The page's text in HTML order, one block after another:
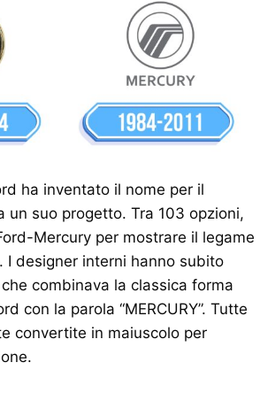
ha inventato il nome per il
un suo progetto. Tra 103 opzioni,
Mercury per mostrare il legame
I designer interni hanno subito
combinava la classica forma
con la parola “MERCURY”. Tutte
convertite in maiuscolo per